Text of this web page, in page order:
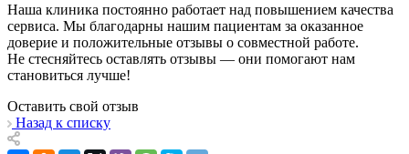
Наша клиника постоянно работает над повышением качества
сервиса. Мы благодарны нашим пациентам за оказанное
доверие и положительные отзывы о совместной работе.
Не стесняйтесь оставлять отзывы — они помогают нам
становиться лучше!
Оставить свой отзыв
Назад к списку